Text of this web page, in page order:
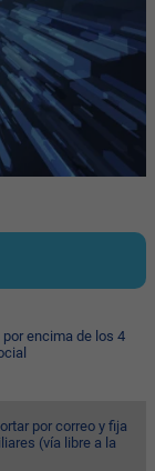
encima de los 4
por correo y fija
(vía libre a la